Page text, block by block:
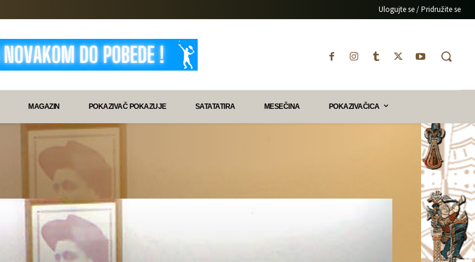
Ulogujte se / Pridružite se
MAGAZIN POKAZIVAČ POKAZUJE SATATATIRA MESEČINA POKAZIVAČICA